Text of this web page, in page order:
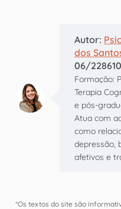
Autor:
dos
06/228610
Formação:
Terapia
e pós-
Atua com
como
depressão,
afetivos e
*Os textos do site são